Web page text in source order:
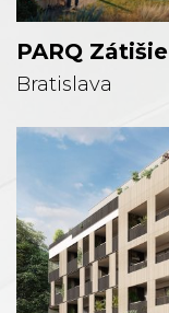
PARQ Zátišie
Bratislava